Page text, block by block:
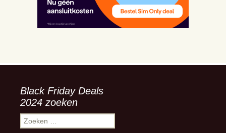
Black Friday Deals
2024 zoeken
Zoeken
naar: